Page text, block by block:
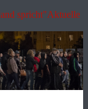
spricht"Aktuelle